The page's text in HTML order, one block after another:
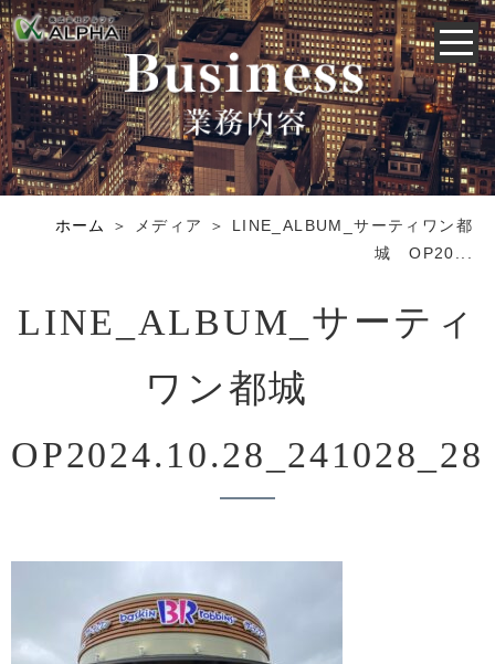
ホーム
＞ メディア ＞ LINE_ALBUM_サーティワン都
城 OP20...
LINE_ALBUM_サーティ
ワン都城
OP2024.10.28_241028_28